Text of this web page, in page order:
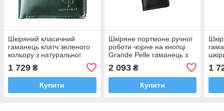
Шкіряний класичний
гаманець клатч зеленого
кольору з натуральної
Grande Pelle
1 729 ₴
Купити
Шкіряне портмоне ручної
роботи чорне на кнопці
Grande Pelle гаманець з
класичний стильний клатч
2 093₴
Купити
1